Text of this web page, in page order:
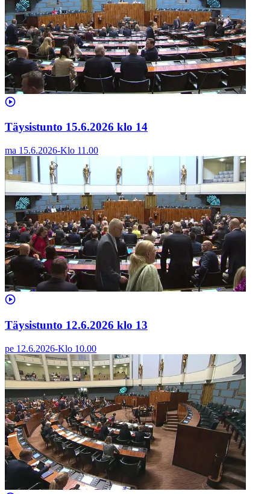
Täysistunto 15.6.2026 klo 14
ma 15.6.2026-Klo 11.00
Täysistunto 12.6.2026 klo 13
pe 12.6.2026-Klo 10.00